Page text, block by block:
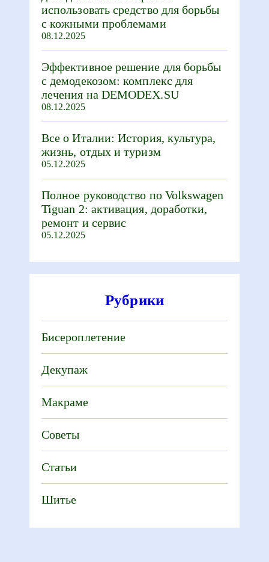
использовать средство для борьбы
с кожными проблемами
08.12.2025
Эффективное решение для борьбы
с демодекозом: комплекс для
лечения на DEMODEX.SU
08.12.2025
Все о Италии: История, культура,
жизнь, отдых и туризм
05.12.2025
Полное руководство по Volkswagen
Tiguan 2: активация, доработки,
ремонт и сервис
05.12.2025
Рубрики
Бисероплетение
Декупаж
Макраме
Советы
Статьи
Шитье